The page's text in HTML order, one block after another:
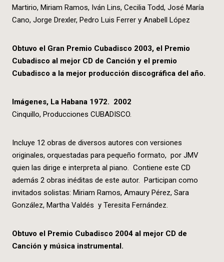
Martirio, Miriam Ramos, Iván Lins, Cecilia Todd, José María
Cano, Jorge Drexler, Pedro Luis Ferrer y Anabell López
Obtuvo el Gran Premio Cubadisco 2003, el Premio
Cubadisco al mejor CD de Canción y el premio
Cubadisco a la mejor producción discográfica del año.
Imágenes, La Habana 1972. 2002
Cinquillo, Producciones CUBADISCO.
Incluye 12 obras de diversos autores con versiones
originales, orquestadas para pequeño formato, por JMV
quien las dirige e interpreta al piano. Contiene este CD
además 2 obras inéditas de este autor. Participan como
invitados solistas: Miriam Ramos, Amaury Pérez, Sara
González, Martha Valdés y Teresita Fernández.
Obtuvo el Premio Cubadisco 2004 al mejor CD de
Canción y música instrumental.